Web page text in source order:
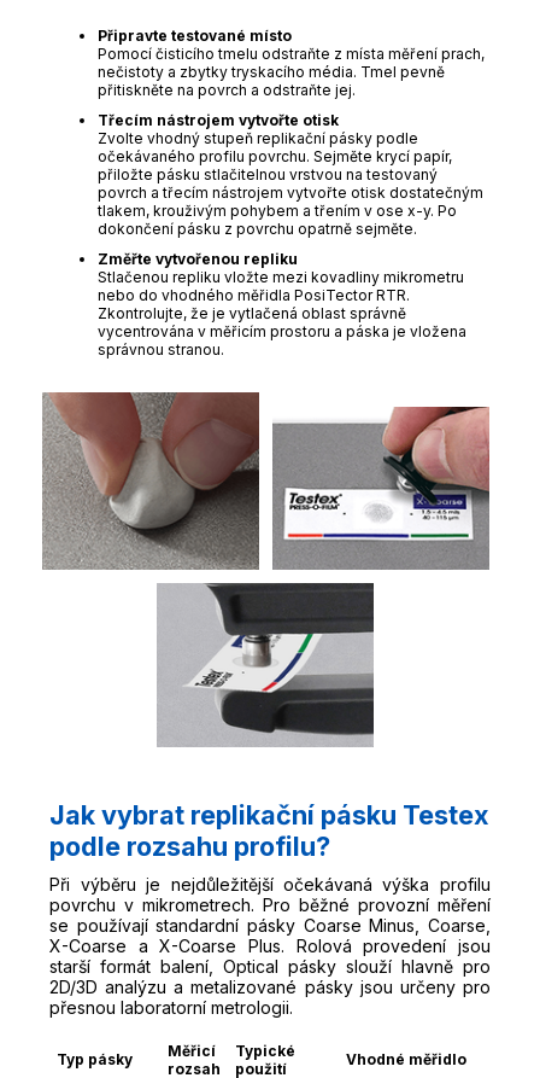
Připravte testované místo
Pomocí čisticího tmelu odstraňte z místa měření prach,
nečistoty a zbytky tryskacího média. Tmel pevně
přitiskněte na povrch a odstraňte jej.
Třecím nástrojem vytvořte otisk
Zvolte vhodný stupeň replikační pásky podle
očekávaného profilu povrchu. Sejměte krycí papír,
přiložte pásku stlačitelnou vrstvou na testovaný
povrch a třecím nástrojem vytvořte otisk dostatečným
tlakem, krouživým pohybem a třením v ose x-y. Po
dokončení pásku z povrchu opatrně sejměte.
Změřte vytvořenou repliku
Stlačenou repliku vložte mezi kovadliny mikrometru
nebo do vhodného měřidla PosiTector RTR.
Zkontrolujte, že je vytlačená oblast správně
vycentrována v měřicím prostoru a páska je vložena
správnou stranou.
Jak vybrat replikační pásku Testex
podle rozsahu profilu?
Při výběru je nejdůležitější očekávaná výška profilu
povrchu v mikrometrech. Pro běžné provozní měření
se používají standardní pásky Coarse Minus, Coarse,
X-Coarse a X-Coarse Plus. Rolová provedení jsou
starší formát balení, Optical pásky slouží hlavně pro
2D/3D analýzu a metalizované pásky jsou určeny pro
přesnou laboratorní metrologii.
Typ pásky
Měřicí
rozsah
Typické
použití
Vhodné měřidlo